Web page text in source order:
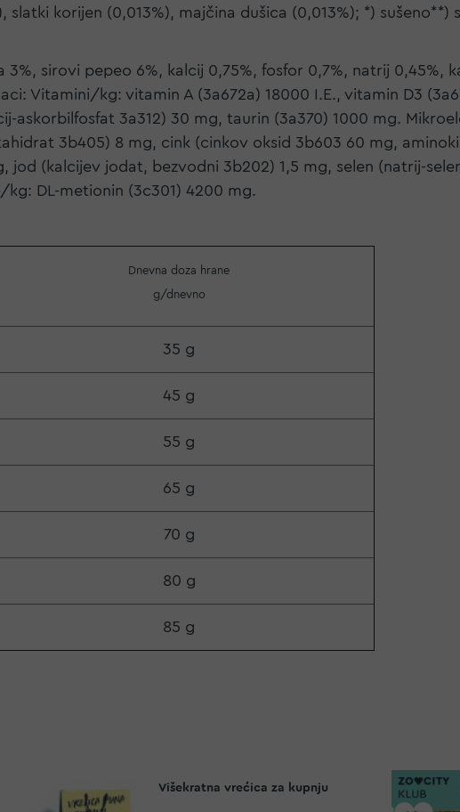
slatki korijen (0,013%), majčina dušica (0,013%); *)
sirovi pepeo 6%, kalcij 0,75%, fosfor 0,7%, natrij 0,45%,
Vitamini/kg: vitamin A (3a672a) 18000 I.E., vitamin D3
3a312) 30 mg, taurin (3a370) 1000 mg.
3b405) 8 mg, cink (cinkov oksid 3b603 60 mg,
(kalcijev jodat, bezvodni 3b202) 1,5 mg, selen (natrij-
DL-metionin (3c301) 4200 mg.
Dnevna doza hrane
g/dnevno
35 g
45 g
55 g
65 g
70 g
80 g
85 g
Višekratna vrećica za kupnju